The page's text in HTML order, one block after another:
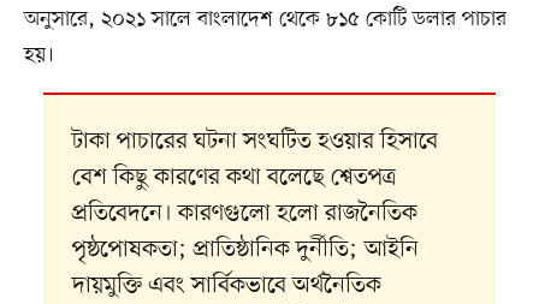
অনুসারে, ২০২১ সালে বাংলাদেশ থেকে ৮১৫ কোটি ডলার পাচার
হয়।
টাকা পাচারের ঘটনা সংঘটিত হওয়ার হিসাবে
বেশ কিছু কারণের কথা বলেছে শ্বেতপত্র
প্রতিবেদনে। কারণগুলো হলো রাজনৈতিক
পৃষ্ঠপোষকতা; প্রাতিষ্ঠানিক দুর্নীতি; আইনি
দায়মুক্তি এবং সার্বিকভাবে অর্থনৈতিক